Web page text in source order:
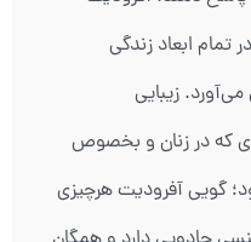
تمام ابعاد زندگی
می‌آورد. زیبایی
ای که در زنان و بخصوص
گویی آفرودیت هرچیزی